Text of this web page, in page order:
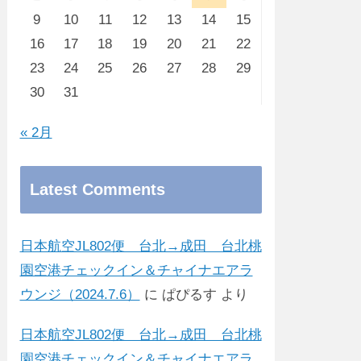
9
10 11 12 13 14
15
16
17 18 19 20 21
22
23
24 25 26 27 28
29
30
31
« 2月
Latest Comments
日本航空JL802便 台北→成田 台北桃
園空港チェックイン＆チャイナエアラ
ウンジ（2024.7.6）
に ぱぴるす より
日本航空JL802便 台北→成田 台北桃